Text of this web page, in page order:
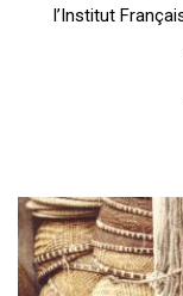
l’Institut